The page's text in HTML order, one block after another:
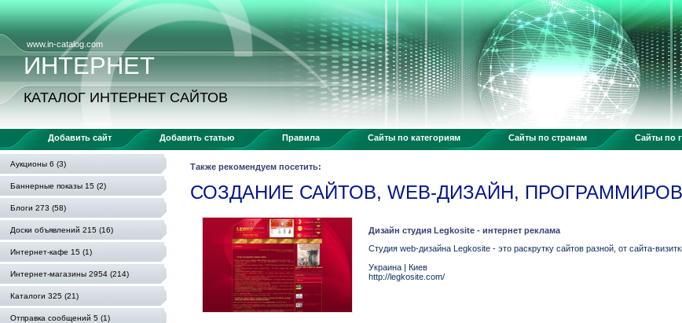
www.in-catalog.com
ИНТЕРНЕТ
КАТАЛОГ ИНТЕРНЕТ САЙТОВ
Добавить сайт Добавить статью Правила Сайты по категориям Сайты по странам Сайты по
Аукционы 6 (3)
Баннерные показы 15 (2)
Блоги 273 (58)
Доски объявлений 215 (16)
Интернет-кафе 15 (1)
Интернет-магазины 2954 (214)
Каталоги 325 (21)
Отправка сообщений 5 (1)
Также рекомендуем посетить:
СОЗДАНИЕ САЙТОВ, WEB-ДИЗАЙН,
Дизайн студия Legkosite - интернет реклама
Студия web-дизайна Legkosite - это раскрутку сайтов разной, от сайта-
Украина | Киев
http://legkosite.com/